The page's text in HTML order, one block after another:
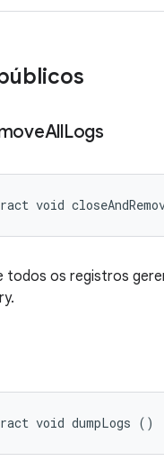
AllLogs
void
todos os registros
void dumpLogs ()